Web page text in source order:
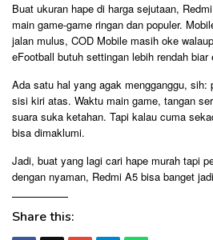
Buat ukuran hape di harga sejutaan,
main game-game ringan dan populer.
jalan mulus, COD Mobile masih oke
eFootball butuh settingan lebih rendah biar
Ada satu hal yang agak mengganggu,
sisi kiri atas. Waktu main game, tangan
suara suka ketahan. Tapi kalau cuma
bisa dimaklumi.
Jadi, buat yang lagi cari hape murah tapi
dengan nyaman, Redmi A5 bisa banget
Share this: